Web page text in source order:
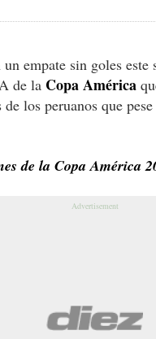
empate sin goles
de la Copa América
los peruanos que
de la Copa América